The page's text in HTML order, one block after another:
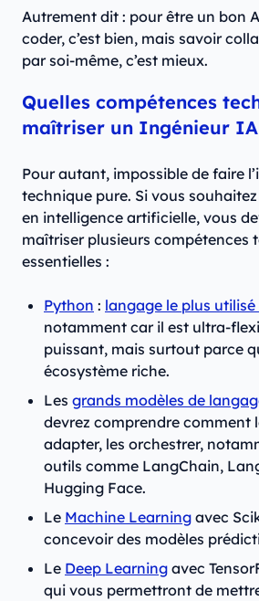
Autrement dit : pour être un bon
coder, c’est bien, mais savoir
par soi-même, c’est mieux.
Quelles compétences
maîtriser un Ingénieur
Pour autant, impossible de faire
technique pure. Si vous
en intelligence artificielle, vous
maîtriser plusieurs compétences
essentielles :
Python : langage le plus
notamment car il est ultra-
puissant, mais surtout parce
écosystème riche.
Les grands modèles de
devrez comprendre comment
adapter, les orchestrer,
outils comme LangChain,
Hugging Face.
Le Machine Learning avec
concevoir des modèles
Le Deep Learning avec
qui vous permettront de